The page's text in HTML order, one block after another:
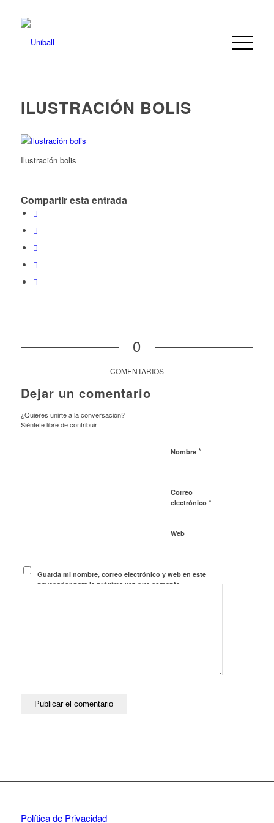
ILUSTRACIÓN BOLIS
Ilustración bolis
Compartir esta entrada
0
COMENTARIOS
Dejar un comentario
¿Quieres unirte a la conversación?
Siéntete libre de contribuir!
Nombre *
Correo
electrónico *
Web
Guarda mi nombre, correo electrónico y web en este
navegador para la próxima vez que comente.
Política de Privacidad